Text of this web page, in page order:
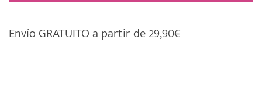
Envío GRATUITO a partir de 29,90€